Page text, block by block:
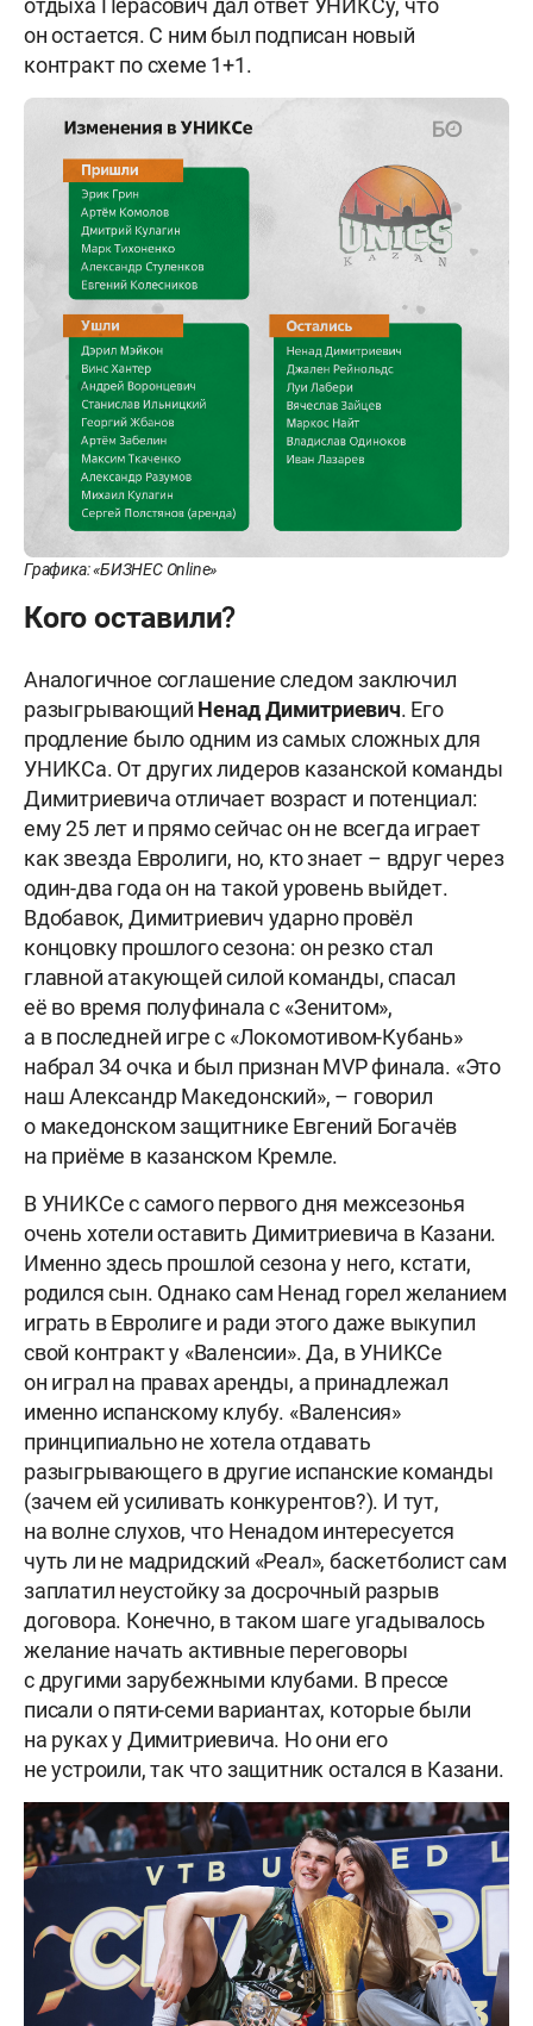
отдыха Перасович дал ответ УНИКСу, что
он остается. С ним был подписан новый
контракт по схеме 1+1.
Графика: «БИЗНЕС Online»
Кого оставили?
Аналогичное соглашение следом заключил
разыгрывающий НенадДимитриевич. Его
продление было одним из самых сложных для
УНИКСа. От других лидеров казанской команды
Димитриевича отличает возраст и потенциал:
ему 25 лет и прямо сейчас он не всегда играет
как звезда Евролиги, но, кто знает – вдруг через
один-два года он на такой уровень выйдет.
Вдобавок, Димитриевич ударно провёл
концовку прошлого сезона: он резко стал
главной атакующей силой команды, спасал
её во время полуфинала с «Зенитом»,
а в последней игре с «Локомотивом-Кубань»
набрал 34 очка и был признан MVP финала. «Это
наш Александр Македонский», – говорил
о македонском защитнике Евгений Богачёв
на приёме в казанском Кремле.
В УНИКСе с самого первого дня межсезонья
очень хотели оставить Димитриевича в Казани.
Именно здесь прошлой сезона у него, кстати,
родился сын. Однако сам Ненад горел желанием
играть в Евролиге и ради этого даже выкупил
свой контракт у «Валенсии». Да, в УНИКСе
он играл на правах аренды, а принадлежал
именно испанскому клубу. «Валенсия»
принципиально не хотела отдавать
разыгрывающего в другие испанские команды
(зачем ей усиливать конкурентов?). И тут,
на волне слухов, что Ненадом интересуется
чуть ли не мадридский «Реал», баскетболист сам
заплатил неустойку за досрочный разрыв
договора. Конечно, в таком шаге угадывалось
желание начать активные переговоры
с другими зарубежными клубами. В прессе
писали о пяти-семи вариантах, которые были
на руках у Димитриевича. Но они его
не устроили, так что защитник остался в Казани.